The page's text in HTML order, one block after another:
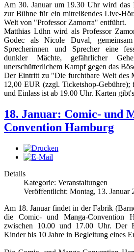
Am 30. Januar um 19.30 Uhr wird
zur Bühne für ein mitreißendes Live-
Welt von "Professor Zamorra" entführt.
Matthias Lühn wird als Professor
Godec als Nicole Duval,
Sprecherinnen und Sprecher eine
dunkler Mächte, gefährlicher
unerschütterlichem Kampf gegen das
Der Eintritt zu "Die furchtbare Welt des
12,00 EUR (zzgl. Ticketshop-
und Einlass ist ab 19.00 Uhr. Karten gibt's
18. Januar: Comic- und
Convention Hamburg
Details
Kategorie: Veranstaltungen
Veröffentlicht: Montag, 13. Januar
Am 18. Januar findet in der Fabrik
die Comic- und Manga-Convention
zwischen 10.00 und 17.00 Uhr. Der
Kinder bis 10 Jahre in Begleitung eines